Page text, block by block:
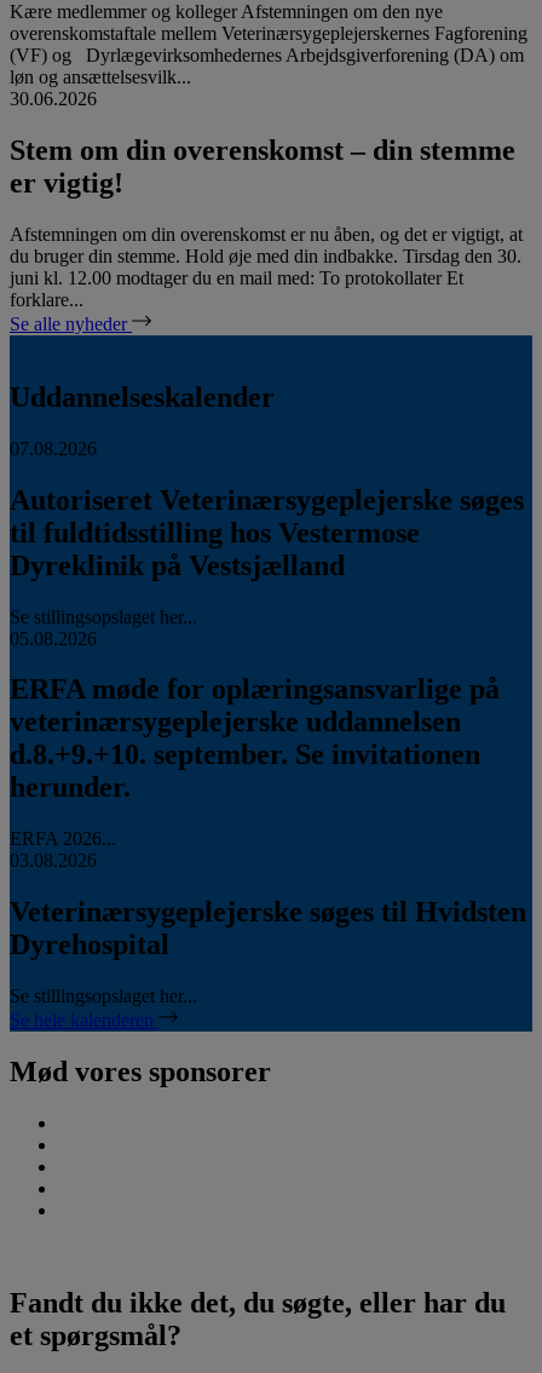
Kære medlemmer og kolleger Afstemningen om den nye
overenskomstaftale mellem Veterinærsygeplejerskernes Fagforening
(VF) og Dyrlægevirksomhedernes Arbejdsgiverforening (DA) om
løn og ansættelsesvilk...
30.06.2026
Stem om din overenskomst – din stemme
er vigtig!
Afstemningen om din overenskomst er nu åben, og det er vigtigt, at
du bruger din stemme. Hold øje med din indbakke. Tirsdag den 30.
juni kl. 12.00 modtager du en mail med: To protokollater Et
forklare...
Se alle nyheder
Uddannelseskalender
07.08.2026
Autoriseret Veterinærsygeplejerske søges
til fuldtidsstilling hos Vestermose
Dyreklinik på Vestsjælland
Se stillingsopslaget her...
05.08.2026
ERFA møde for oplæringsansvarlige på
veterinærsygeplejerske uddannelsen
d.8.+9.+10. september. Se invitationen
herunder.
ERFA 2026...
03.08.2026
Veterinærsygeplejerske søges til Hvidsten
Dyrehospital
Se stillingsopslaget her...
Se hele kalenderen
Mød vores sponsorer
Fandt du ikke det, du søgte, eller har du
et spørgsmål?